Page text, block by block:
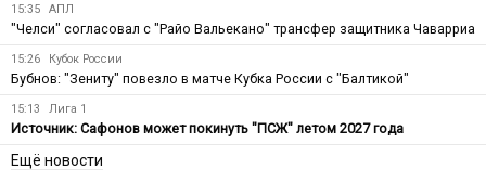
15:35 АПЛ
"Челси" согласовал с "Райо Вальекано" трансфер защитника Чаварриа
15:26 Кубок России
Бубнов: "Зениту" повезло в матче Кубка России с "Балтикой"
15:13 Лига 1
Источник: Сафонов может покинуть "ПСЖ" летом 2027 года
Ещё новости